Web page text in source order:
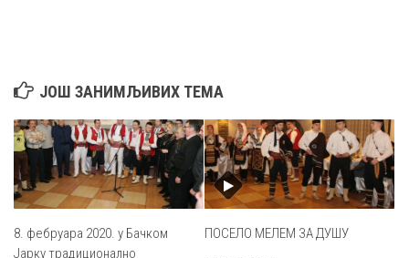
ЈОШ ЗАНИМЉИВИХ ТЕМА
8. фебруара 2020. у Бачком
Јарку традиционално
ПОСЕЛО МЕЛЕМ ЗА ДУШУ